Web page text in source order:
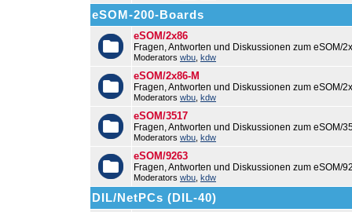
eSOM-200-Boards
eSOM/2x86
Fragen, Antworten und Diskussionen zum eSOM/
Moderators wbu kdw
eSOM/2x86-M
Fragen, Antworten und Diskussionen zum eSOM/
Moderators wbu kdw
eSOM/3517
Fragen, Antworten und Diskussionen zum eSOM/
Moderators wbu kdw
eSOM/9263
Fragen, Antworten und Diskussionen zum eSOM/
Moderators wbu kdw
DIL/NetPCs (DIL-40)